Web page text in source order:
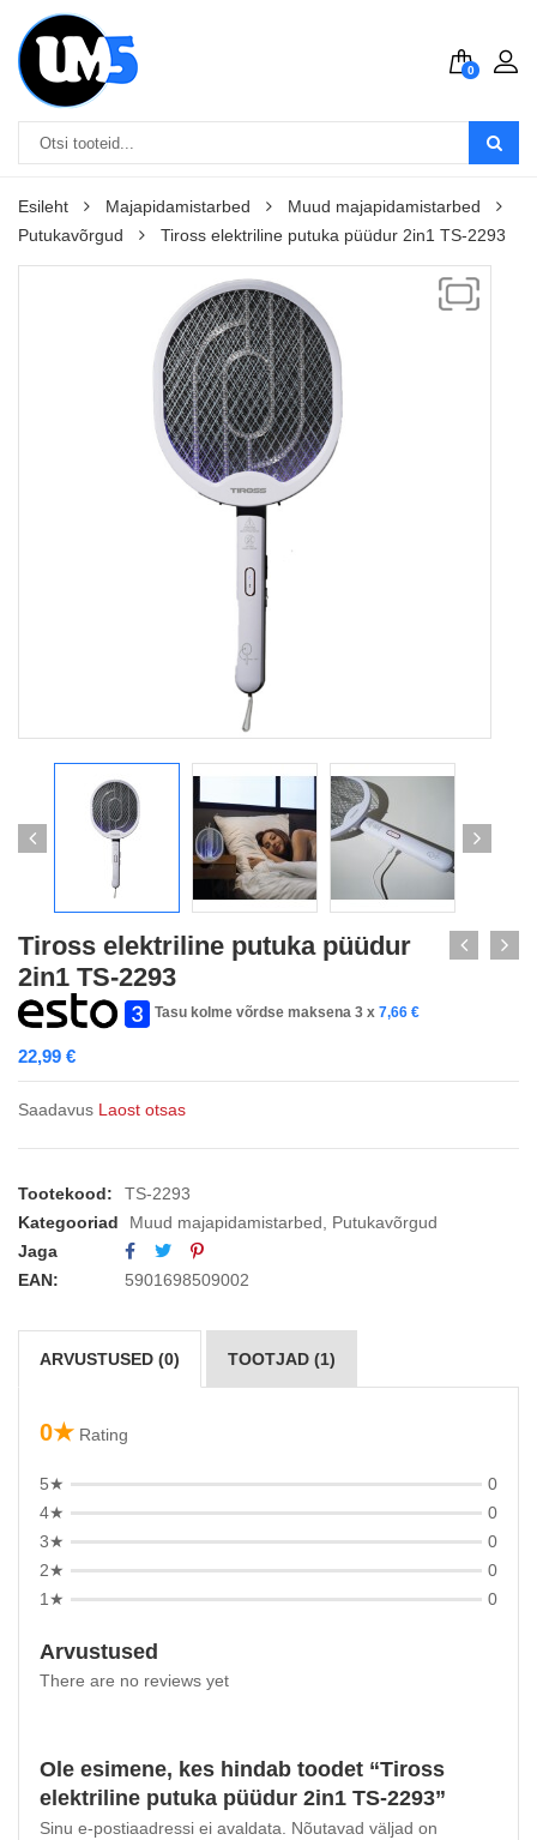
0
Esileht Majapidamistarbed
Muud majapidamistarbed
Putukavõrgud
Tiross elektriline putuka püüdur 2in1 TS-2293
Tiross elektriline putuka püüdur
2in1 TS-2293
Tasu kolme võrdse maksena 3 x 7,66 €
22,99 €
Saadavus Laost otsas
Tootekood:
TS-2293
Kategooriad
Muud majapidamistarbed
Putukavõrgud
Jaga
EAN:
5901698509002
ARVUSTUSED (0) TOOTJAD (1)
0★ Rating
5★
0
4★
0
3★
0
2★
0
1★
0
Arvustused
There are no reviews yet
Ole esimene, kes hindab toodet “Tiross
elektriline putuka püüdur 2in1 TS-2293”
Sinu e-postiaadressi ei avaldata.
Nõutavad väljad on